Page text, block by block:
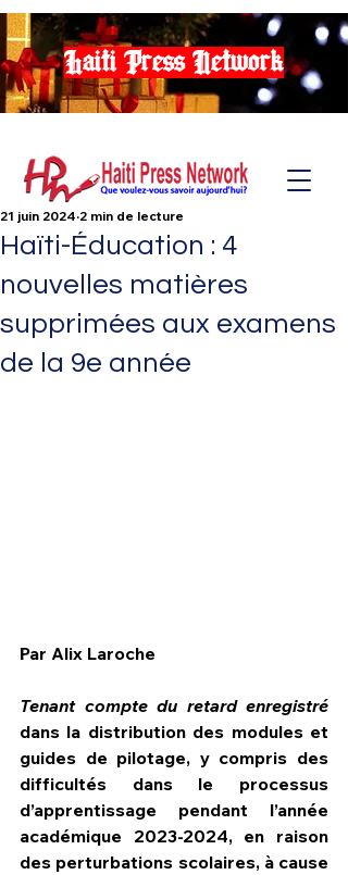
Haiti Press Network
HPN Live
Haïti-Éducation : 4
nouvelles matières
supprimées aux examens
de la 9e année
21 juin 2024 2 min de lecture
Par Alix Laroche
dans la distribution des modules et
guides de pilotage, y compris des
difficultés dans le processus
d’apprentissage pendant l’année
académique 2023-2024, en raison
des perturbations scolaires, à cause